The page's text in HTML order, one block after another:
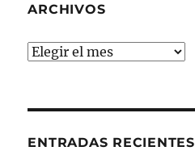
ARCHIVOS
Archivos
ENTRADAS RECIENTES